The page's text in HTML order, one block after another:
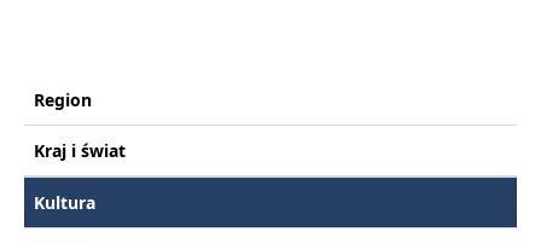
Region
Kraj i świat
Kultura